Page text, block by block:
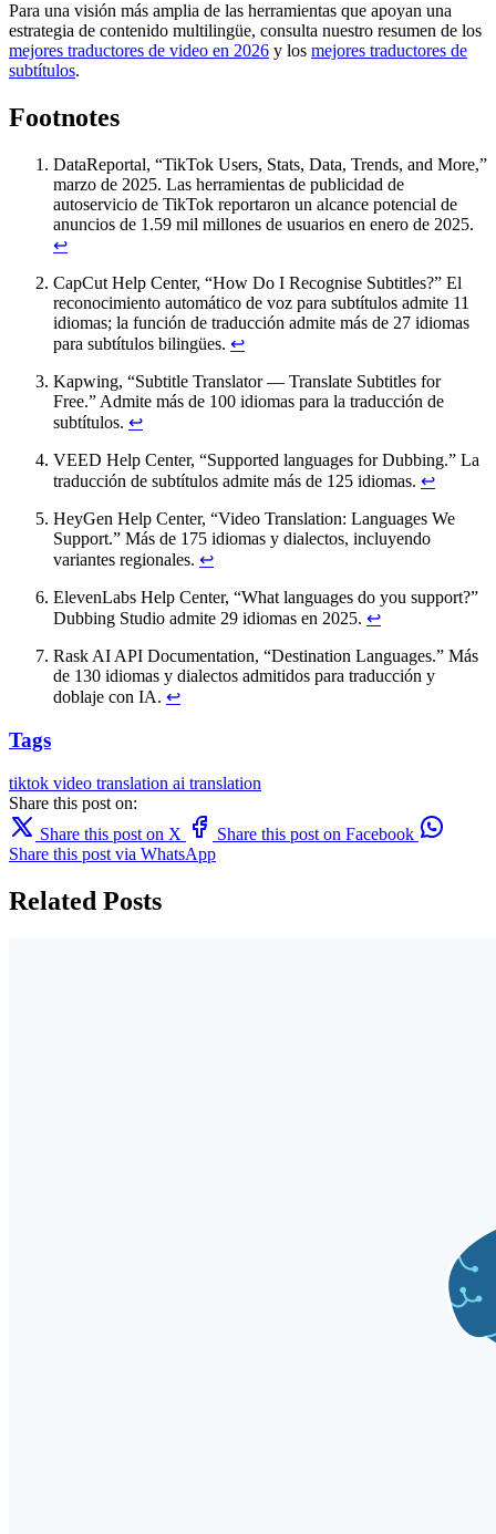
Para una visión más amplia de las herramientas que apoyan una
estrategia de contenido multilingüe, consulta nuestro resumen de los
mejores traductores de video en 2026 y los mejores traductores de
subtítulos.
Footnotes
DataReportal, “TikTok Users, Stats, Data, Trends, and More,”
marzo de 2025. Las herramientas de publicidad de
autoservicio de TikTok reportaron un alcance potencial de
anuncios de 1.59 mil millones de usuarios en enero de 2025.
↩
CapCut Help Center, “How Do I Recognise Subtitles?” El
reconocimiento automático de voz para subtítulos admite 11
idiomas; la función de traducción admite más de 27 idiomas
para subtítulos bilingües. ↩
Kapwing, “Subtitle Translator — Translate Subtitles for
Free.” Admite más de 100 idiomas para la traducción de
subtítulos. ↩
VEED Help Center, “Supported languages for Dubbing.” La
traducción de subtítulos admite más de 125 idiomas. ↩
HeyGen Help Center, “Video Translation: Languages We
Support.” Más de 175 idiomas y dialectos, incluyendo
variantes regionales. ↩
ElevenLabs Help Center, “What languages do you support?”
Dubbing Studio admite 29 idiomas en 2025. ↩
Rask AI API Documentation, “Destination Languages.” Más
de 130 idiomas y dialectos admitidos para traducción y
doblaje con IA. ↩
Tags
tiktok video translation ai translation
Share this post on:
Share this post on X
Share this post on Facebook
Share this post via WhatsApp
Related Posts